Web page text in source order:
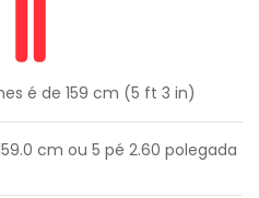
é de 159 cm (5 ft 3 in)
cm ou 5 pé 2.60 polegada